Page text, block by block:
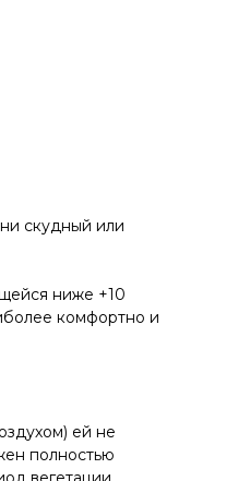
скудный или
ниже +10
комфортно и
ей не
полностью